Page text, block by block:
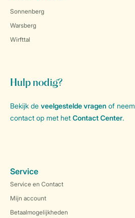
Sonnenberg
Warsberg
Wirfttal
Hulp nodig?
Bekijk de veelgestelde vragen of neem
contact op met het Contact Center.
Service
Service en Contact
Mijn account
Betaalmogelijkheden